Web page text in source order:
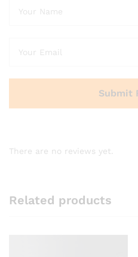
There are no reviews yet.
Related products